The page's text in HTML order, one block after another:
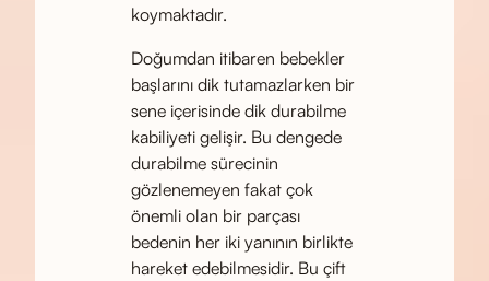
koymaktadır.
Doğumdan itibaren bebekler
başlarını dik tutamazlarken bir
sene içerisinde dik durabilme
kabiliyeti gelişir. Bu dengede
durabilme sürecinin
gözlenemeyen fakat çok
önemli olan bir parçası
bedenin her iki yanının birlikte
hareket edebilmesidir. Bu çift